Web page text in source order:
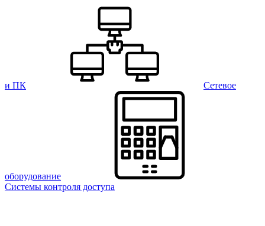
и ПК Сетевое
оборудование
Системы контроля доступа